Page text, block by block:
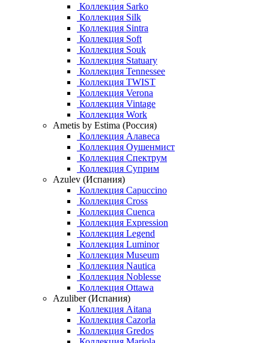
Коллекция Sarko
Коллекция Silk
Коллекция Sintra
Коллекция Soft
Коллекция Souk
Коллекция Statuary
Коллекция Tennessee
Коллекция TWIST
Коллекция Verona
Коллекция Vintage
Коллекция Work
Ametis by Estima (Россия)
Коллекция Алавеса
Коллекция Оушенмист
Коллекция Спектрум
Коллекция Суприм
Azulev (Испания)
Коллекция Capuccino
Коллекция Cross
Коллекция Cuenca
Коллекция Expression
Коллекция Legend
Коллекция Luminor
Коллекция Museum
Коллекция Nautica
Коллекция Noblesse
Коллекция Ottawa
Azuliber (Испания)
Коллекция Aitana
Коллекция Cazorla
Коллекция Gredos